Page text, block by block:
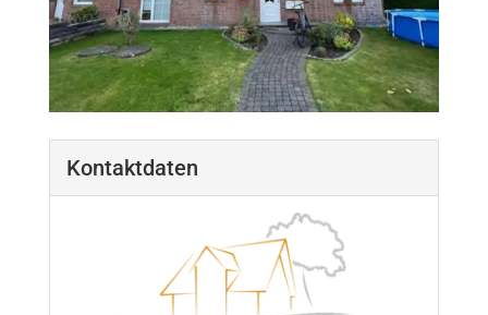
Kontaktdaten